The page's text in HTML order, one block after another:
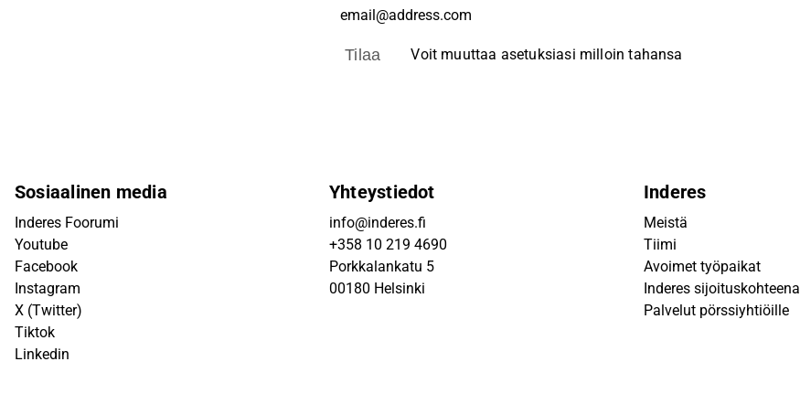
Tilaa Voit muuttaa asetuksiasi milloin tahansa
Sosiaalinen media
Inderes Foorumi
Youtube
Facebook
Instagram
X (Twitter)
Tiktok
Linkedin
Yhteystiedot
info@inderes.fi
+358 10 219 4690
Porkkalankatu 5
00180 Helsinki
Inderes
Meistä
Tiimi
Avoimet työpaikat
Inderes sijoituskohteena
Palvelut pörssiyhtiöille